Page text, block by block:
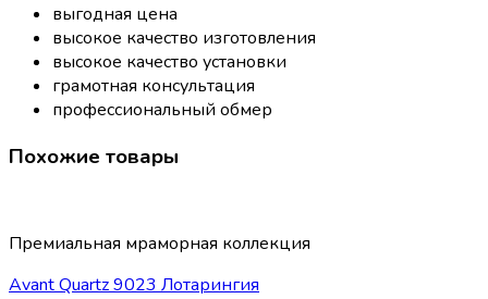
выгодная цена
высокое качество изготовления
высокое качество установки
грамотная консультация
профессиональный обмер
Похожие товары
Премиальная мраморная коллекция
Avant Quartz 9023 Лотарингия